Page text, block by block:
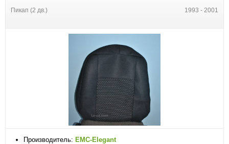
Пикап (2 дв.) 1993 - 2001
Производитель: EMC-Elegant